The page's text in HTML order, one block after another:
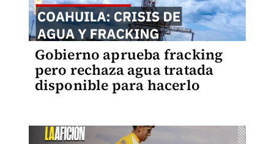
Gobierno aprueba fracking
pero rechaza agua tratada
disponible para hacerlo